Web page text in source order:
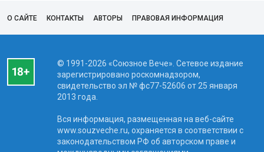
О САЙТЕ КОНТАКТЫ АВТОРЫ ПРАВОВАЯ ИНФОРМАЦИЯ
© 1991-2026 «Союзное Вече». Сетевое издание
зарегистрировано роскомнадзором,
свидетельство эл № фc77-52606 от 25 января
2013 года.
Вся информация, размещенная на веб-сайте
www.souzveche.ru, охраняется в соответствии с
законодательством РФ об авторском праве и